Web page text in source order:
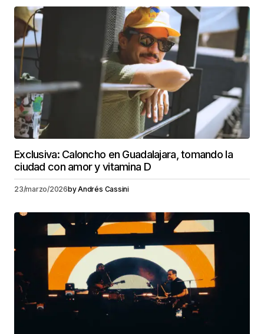
Exclusiva: Caloncho en Guadalajara, tomando la
ciudad con amor y vitamina D
23/marzo/2026byAndrés Cassini